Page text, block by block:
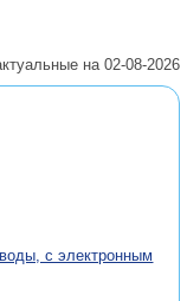
на 02-08-2026
с электронным